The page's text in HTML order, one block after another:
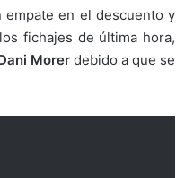
en el descuento y
fichajes de última hora,
Morer debido a que se